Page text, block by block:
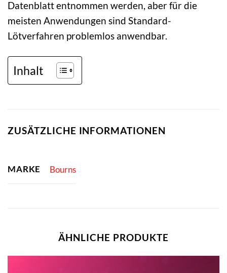
Datenblatt entnommen werden, aber für die
meisten Anwendungen sind Standard-
Lötverfahren problemlos anwendbar.
Inhalt
ZUSÄTZLICHE INFORMATIONEN
MARKE Bourns
ÄHNLICHE PRODUKTE